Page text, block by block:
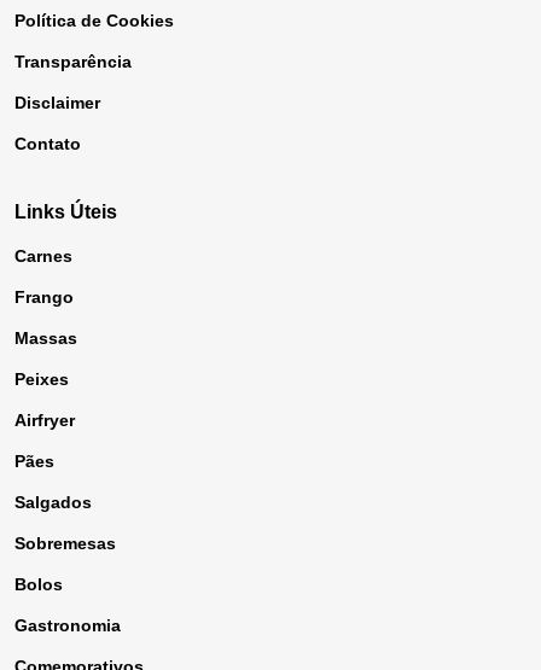
Política de Cookies
Transparência
Disclaimer
Contato
Links Úteis
Carnes
Frango
Massas
Peixes
Airfryer
Pães
Salgados
Sobremesas
Bolos
Gastronomia